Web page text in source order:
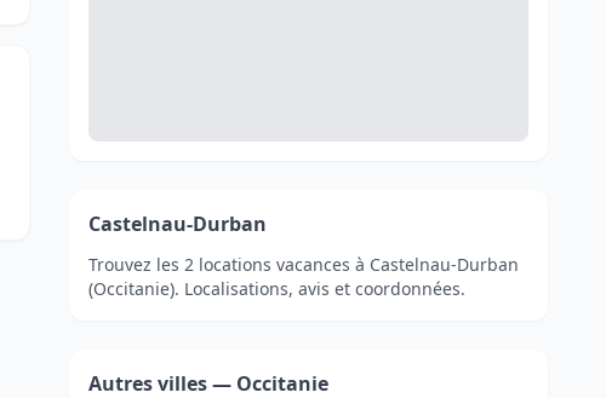
Castelnau-Durban
Trouvez les 2 locations vacances à Castelnau-Durban
(Occitanie). Localisations, avis et coordonnées.
Autres villes — Occitanie